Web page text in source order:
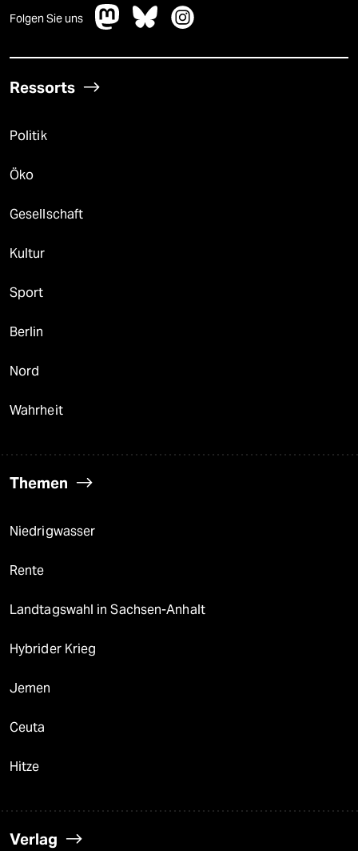
Folgen Sie uns
Ressorts
Politik
Öko
Gesellschaft
Kultur
Sport
Berlin
Nord
Wahrheit
Themen
Niedrigwasser
Rente
Landtagswahl in Sachsen-Anhalt
Hybrider Krieg
Jemen
Ceuta
Hitze
Verlag